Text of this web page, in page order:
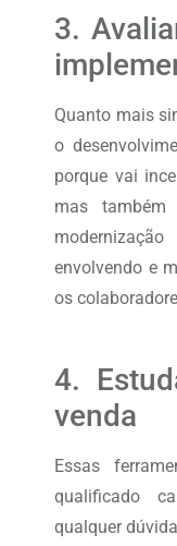
3.
Quanto mais
o
porque vai
mas
envolvendo e
os
4.
venda
Essas
qualificado
qualquer